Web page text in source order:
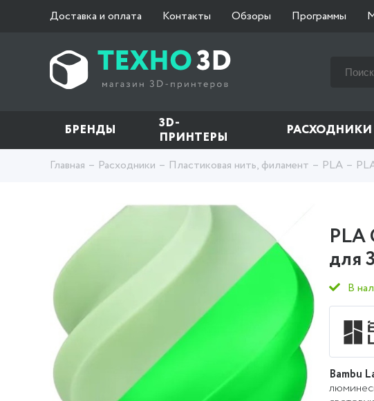
Доставка и оплата Контакты Обзоры Программы
БРЕНДЫ
3D-
ПРИНТЕРЫ
РАСХОДНИКИ
Главная Расходники Пластиковая нить, филамент PLA
PLA
для
В
Bambu